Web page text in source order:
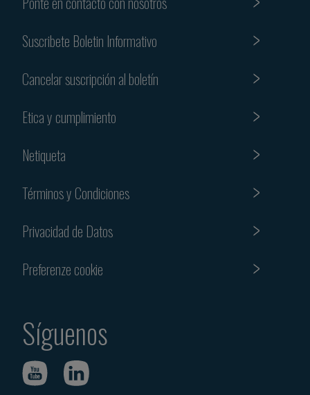
Suscribete Boletin Informativo
Cancelar suscripción al boletín
Etica y cumplimiento
Netiqueta
Términos y Condiciones
Privacidad de Datos
Preferenze cookie
Síguenos